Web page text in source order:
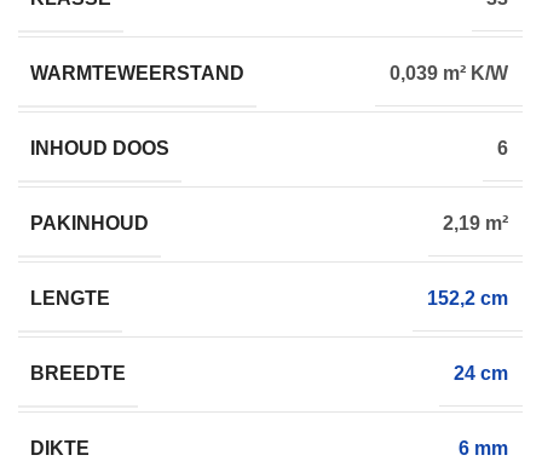
WARMTEWEERSTAND 0,039 m² K/W
INHOUD DOOS 6
PAKINHOUD 2,19 m²
LENGTE 152,2 cm
BREEDTE 24 cm
DIKTE 6 mm